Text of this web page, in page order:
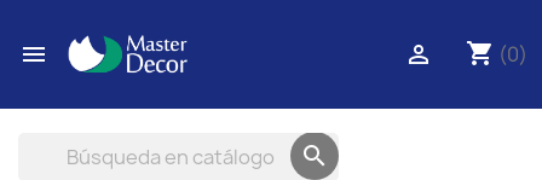
 shopping_cart (0)

